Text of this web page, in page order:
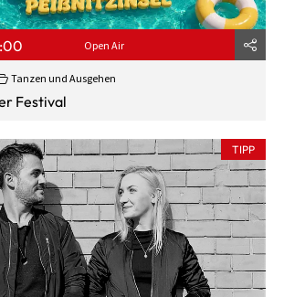
Tanzen und Ausgehen
Open Air
Festival
TIPP